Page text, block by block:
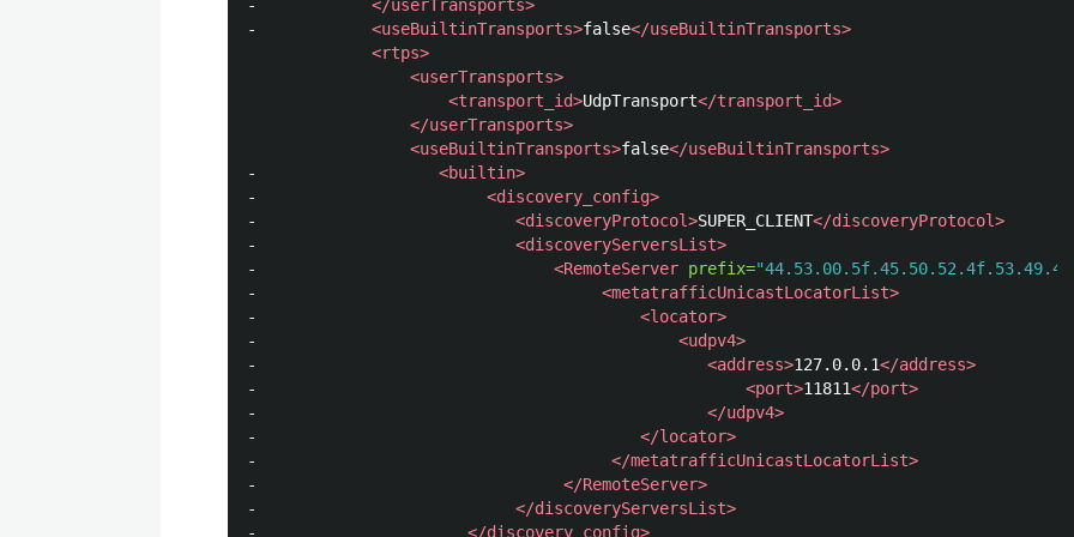
- </userTransports>
- <useBuiltinTransports>false</useBuiltinTransports>
<rtps>
<userTransports>
<transport_id>UdpTransport</transport_id>
</userTransports>
<useBuiltinTransports>false</useBuiltinTransports>
- <builtin>
- <discovery_config>
- <discoveryProtocol>SUPER_CLIENT</discoveryProtocol>
- <discoveryServersList>
- <RemoteServer prefix=
- <metatrafficUnicastLocatorList>
- <locator>
- <udpv4>
- <address>127.0.0.1</address>
- <port>11811</port>
- </udpv4>
- </locator>
- </metatrafficUnicastLocatorList>
- </RemoteServer>
- </discoveryServersList>
- </discovery_config>